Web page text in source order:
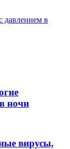
давлением в
ночи
вирусы,